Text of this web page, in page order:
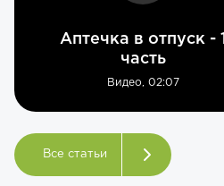
Аптечка в отпуск - 1
часть
Видео, 02:07
Все статьи